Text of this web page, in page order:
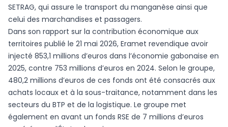
SETRAG, qui assure le transport du manganèse ainsi que
celui des marchandises et passagers.
Dans son rapport sur la contribution économique aux
territoires publié le 21 mai 2026, Eramet revendique avoir
injecté 853,1 millions d’euros dans l’économie gabonaise en
2025, contre 753 millions d’euros en 2024. Selon le groupe,
480,2 millions d’euros de ces fonds ont été consacrés aux
achats locaux et à la sous-traitance, notamment dans les
secteurs du BTP et de la logistique. Le groupe met
également en avant un fonds RSE de 7 millions d’euros